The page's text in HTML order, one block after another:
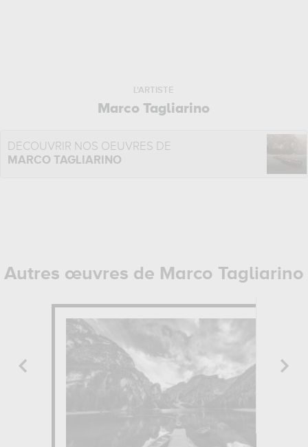
L'ARTISTE
Marco Tagliarino
DÉCOUVRIR NOS OEUVRES DE
MARCO TAGLIARINO
Autres œuvres de Marco Tagliarino